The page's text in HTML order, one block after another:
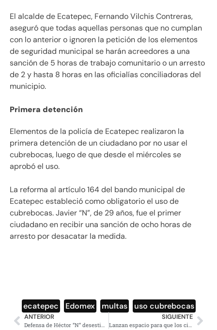
El alcalde de Ecatepec, Fernando Vilchis Contreras,
aseguró que todas aquellas personas que no cumplan
con lo anterior o ignoren la petición de los elementos
de seguridad municipal se harán acreedores a una
sanción de 5 horas de trabajo comunitario o un arresto
de 2 y hasta 8 horas en las oficialías conciliadoras del
municipio.
Primera detención
Elementos de la policía de Ecatepec realizaron la
primera detención de un ciudadano por no usar el
cubrebocas, luego de que desde el miércoles se
aprobó el uso.
La reforma al artículo 164 del bando municipal de
Ecatepec estableció como obligatorio el uso de
cubrebocas. Javier “N”, de 29 años, fue el primer
ciudadano en recibir una sanción de ocho horas de
arresto por desacatar la medida.
ecatepec Edomex multas uso cubrebocas
ANTERIOR
Defensa de Héctor “N” desestima comunicado de Ginny Hoffman sobre denuncia de violencia familiar
SIGUIENTE
Lanzan espacio para que los ciudadanos denuncien noticias falsas